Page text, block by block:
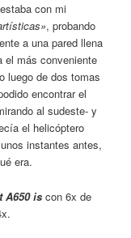
con mi
, probando
a una pared llena
el más conveniente
luego de dos tomas
encontrar el
al sudeste- y
el helicóptero
instantes antes,
era.
A650 is con 6x de